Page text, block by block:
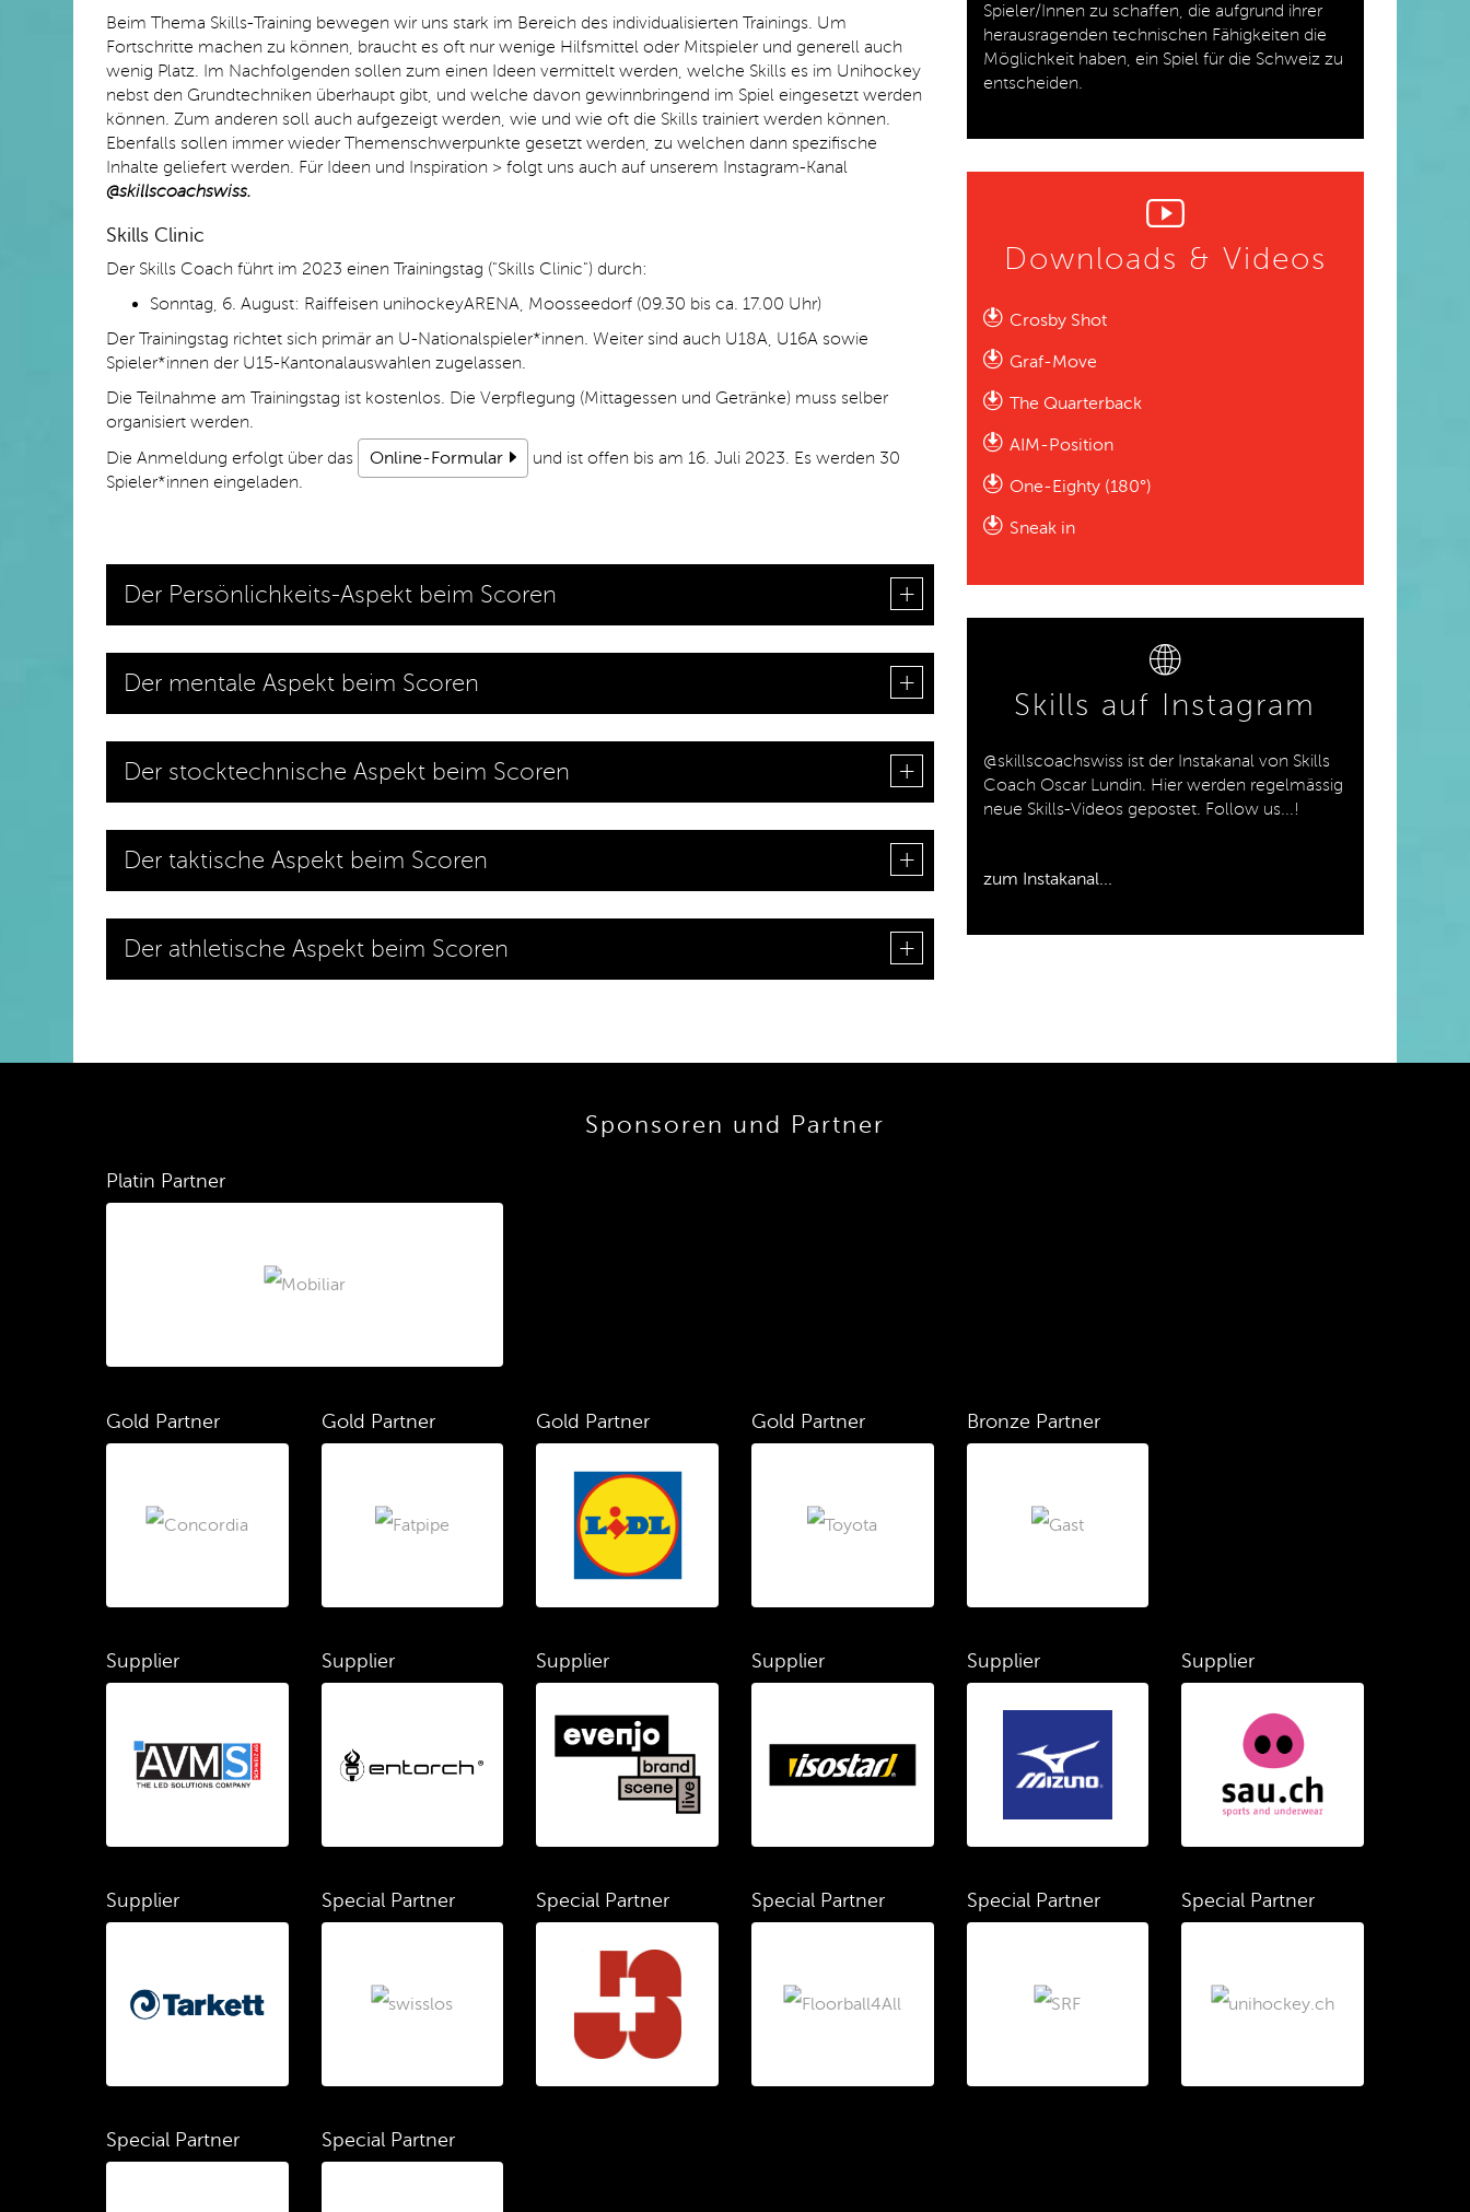
Beim Thema Skills-Training bewegen wir uns stark im Bereich des individualisierten Trainings. Um
Fortschritte machen zu können, braucht es oft nur wenige Hilfsmittel oder Mitspieler und generell auch
wenig Platz. Im Nachfolgenden sollen zum einen Ideen vermittelt werden, welche Skills es im Unihockey
nebst den Grundtechniken überhaupt gibt, und welche davon gewinnbringend im Spiel eingesetzt werden
können. Zum anderen soll auch aufgezeigt werden, wie und wie oft die Skills trainiert werden können.
Ebenfalls sollen immer wieder Themenschwerpunkte gesetzt werden, zu welchen dann spezifische
Inhalte geliefert werden. Für Ideen und Inspiration > folgt uns auch auf unserem Instagram-Kanal
@skillscoachswiss.
Skills Clinic
Der Skills Coach führt im 2023 einen Trainingstag ("Skills Clinic") durch:
Sonntag, 6. August: Raiffeisen unihockeyARENA, Moosseedorf (09.30 bis ca. 17.00 Uhr)
Der Trainingstag richtet sich primär an U-Nationalspieler*innen. Weiter sind auch U18A, U16A sowie
Spieler*innen der U15-Kantonalauswahlen zugelassen.
Die Teilnahme am Trainingstag ist kostenlos. Die Verpflegung (Mittagessen und Getränke) muss selber
organisiert werden.
Die Anmeldung erfolgt über das
Online-Formular
und ist offen bis am 16. Juli 2023. Es werden 30
Spieler*innen eingeladen.
Der Persönlichkeits-Aspekt beim Scoren
Der mentale Aspekt beim Scoren
Der stocktechnische Aspekt beim Scoren
Der taktische Aspekt beim Scoren
Der athletische Aspekt beim Scoren
Spieler/Innen zu schaffen, die aufgrund ihrer
herausragenden technischen Fähigkeiten die
Möglichkeit haben, ein Spiel für die Schweiz zu
entscheiden.
Downloads & Videos
Crosby Shot
Graf-Move
The Quarterback
AIM-Position
One-Eighty (180°)
Sneak in
Skills auf Instagram
@skillscoachswiss ist der Instakanal von Skills
Coach Oscar Lundin. Hier werden regelmässig
neue Skills-Videos gepostet. Follow us...!
zum Instakanal...
Sponsoren und Partner
Platin Partner
Gold Partner Gold Partner Gold Partner Gold Partner Bronze Partner
Supplier Supplier Supplier Supplier Supplier Supplier
Supplier Special Partner Special Partner Special Partner Special Partner Special Partner
Special Partner Special Partner